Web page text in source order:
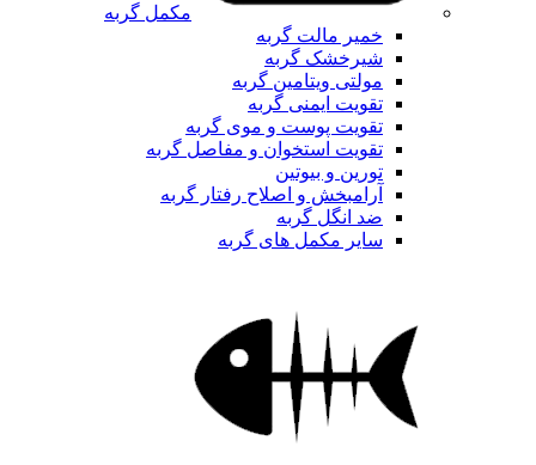
مکمل گربه
خمیر مالت گربه
شیرخشک گربه
مولتی ویتامین گربه
تقویت ایمنی گربه
تقویت پوست و موی گربه
تقویت استخوان و مفاصل گربه
تورین و بیوتین
آرامبخش و اصلاح رفتار گربه
ضد انگل گربه
سایر مکمل های گربه